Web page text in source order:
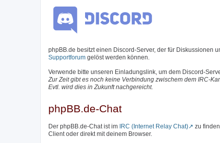
phpBB.de besitzt einen Discord-Server, der für Diskussionen
Supportforum gelöst werden können.
Verwende bitte unseren Einladungslink, um dem Discord-
Zur Zeit gibt es noch keine Verbindung zwischem dem IRC-
Evtl. wird dies in Zukunft nachgereicht.
phpBB.de-Chat
Der phpBB.de-Chat ist im IRC (Internet Relay Chat) zu
Client oder direkt mit deinem Browser.